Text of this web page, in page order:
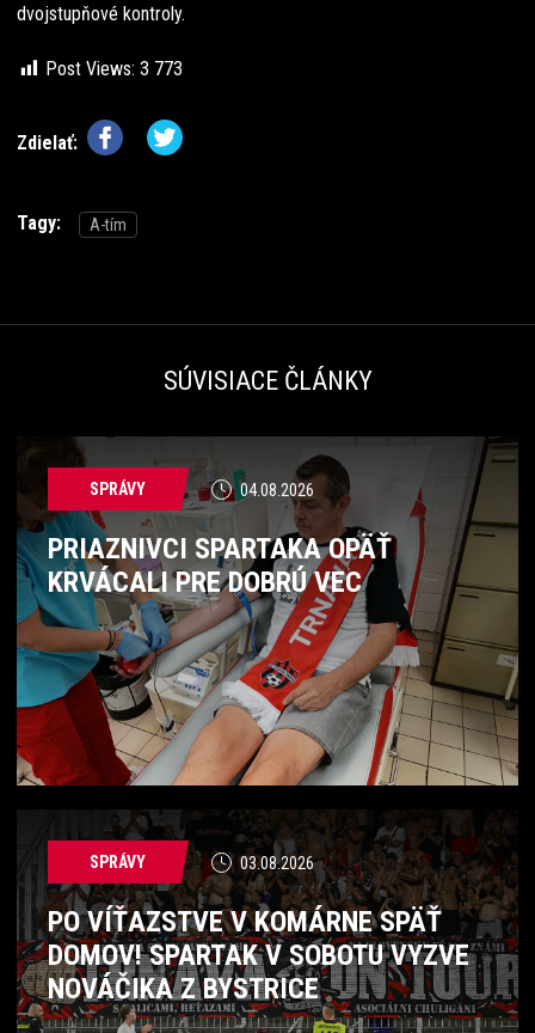
dvojstupňové kontroly.
Post Views: 3 773
Zdielať:
Tagy: A-tím
SÚVISIACE ČLÁNKY
SPRÁVY 04.08.2026
PRIAZNIVCI SPARTAKA OPÄŤ
KRVÁCALI PRE DOBRÚ VEC
SPRÁVY 03.08.2026
PO VÍŤAZSTVE V KOMÁRNE SPÄŤ
DOMOV! SPARTAK V SOBOTU VYZVE
NOVÁČIKA Z BYSTRICE